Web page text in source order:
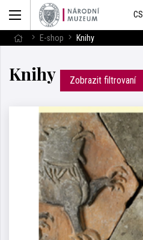
CS
E-shop Knihy
Knihy Zobrazit filtrovaní